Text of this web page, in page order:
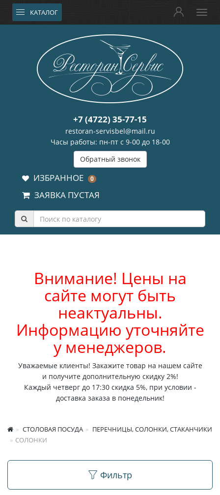
КАТАЛОГ
+7 (4722) 35-77-15
restoran-servisbel@mail.ru
Часы работы: пн-пт с 9-00 до 18-00
Обратный звонок
ИЗБРАННОЕ 0
ЗАЯВКА ПУСТАЯ
Внимание! Цены на
сайте могут быть
неактуальны.
Информацию уточняйте
у менеджеров.
Уважаемые клиенты! Закажите товар на нашем сайте
и получите дополнительную скидку 2%!
Каждый четверг до 17:30 скидка 5%, при условии -
доставка заказа в понедельник!
СТОЛОВАЯ ПОСУДА
ПЕРЕЧНИЦЫ, СОЛОНКИ, СТАКАНЧИКИ
СОЛОНКИ
Фильтр